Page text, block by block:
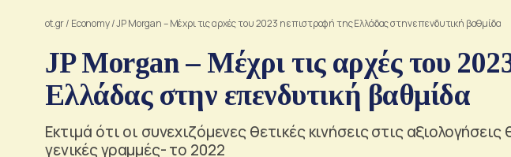
ot.gr/ Economy/JP Morgan – Μέχρι τις αρχές του 2023 η επιστροφή της Ελλάδας στην επενδυτική βαθμίδα
JP Morgan – Μέχρι τις αρχές του
Ελλάδας στην επενδυτική βαθμίδα
Εκτιμά ότι οι συνεχιζόμενες θετικές κινήσεις στις
γενικές γραμμές- το 2022